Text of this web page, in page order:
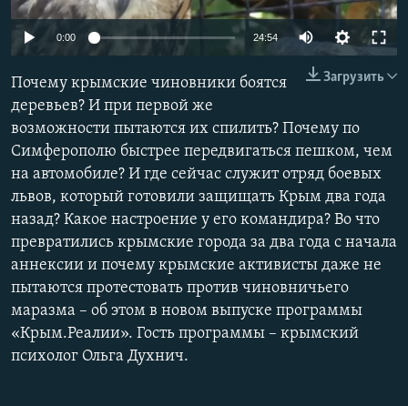
ПОБЕДИТЕЛЕЙ НЕ СУДЯТ?
ELIFBE
УКРАИНСКАЯ ПРОБЛЕМА КРЫМА
ПРИСОЕДИНЯЙТЕСЬ!
Все сайты RFE/RL
0:00 24:54
Загрузить
Почему крымские чиновники боятся
деревьев? И при первой же
возможности пытаются их спилить? Почему по
Симферополю быстрее передвигаться пешком, чем
на автомобиле? И где сейчас служит отряд боевых
львов, который готовили защищать Крым два года
назад? Какое настроение у его командира? Во что
превратились крымские города за два года с начала
аннексии и почему крымские активисты даже не
пытаются протестовать против чиновничьего
маразма – об этом в новом выпуске программы
«Крым.Реалии». Гость программы – крымский
психолог Ольга Духнич.